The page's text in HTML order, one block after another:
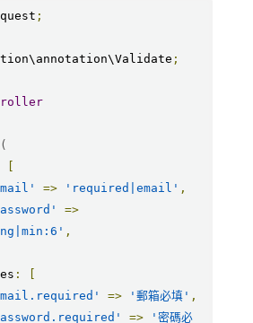
;
;
=> 'required|email' ,
=>
,
:
=> '郵箱必填' ,
=>
'密碼必